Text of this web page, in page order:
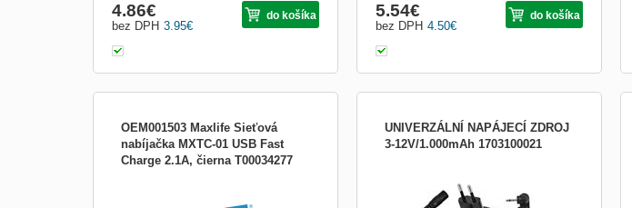
3.95€
bez DPH
4.86€ do košíka
4.50€
bez DPH
5.54€ do košíka
OEM001503 Maxlife Sieťová
nabíjačka MXTC-01 USB Fast
Charge 2.1A, čierna T00034277
UNIVERZÁLNÍ NAPÁJECÍ ZDROJ
3-12V/1.000mAh 1703100021
zdroj pulzní max. výstup 1× USB 5 V/2,0
A/10 W max. výstup celkem 5 V/2,0 A/10